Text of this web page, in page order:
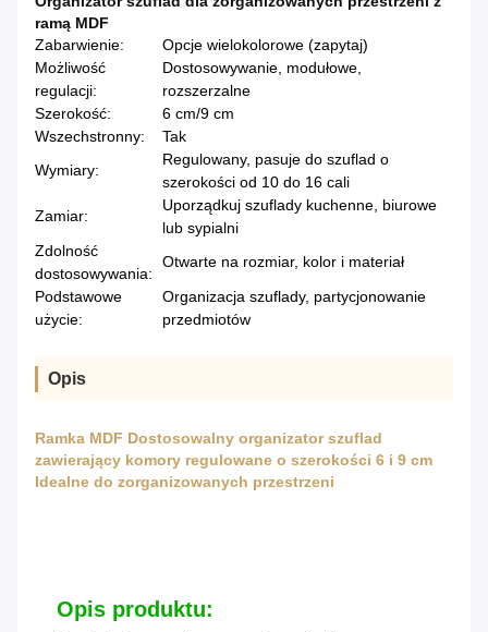
ramą MDF
Zabarwienie:
Opcje wielokolorowe (zapytaj)
Możliwość
regulacji:
Dostosowywanie, modułowe,
rozszerzalne
Szerokość:
6 cm/9 cm
Wszechstronny:
Tak
Wymiary:
Regulowany, pasuje do szuflad o
szerokości od 10 do 16 cali
Zamiar:
Uporządkuj szuflady kuchenne, biurowe
lub sypialni
Zdolność
dostosowywania:
Otwarte na rozmiar, kolor i materiał
Podstawowe
użycie:
Organizacja szuflady, partycjonowanie
przedmiotów
Opis
Ramka MDF Dostosowalny organizator szuflad
zawierający komory regulowane o szerokości 6 i 9 cm
Idealne do zorganizowanych przestrzeni
Opis produktu: